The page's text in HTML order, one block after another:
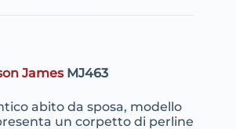
JamesMJ463
abito da sposa, modello
un corpetto di perline